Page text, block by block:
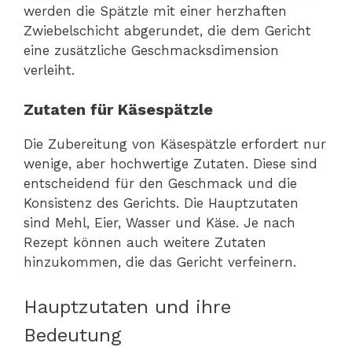
werden die Spätzle mit einer herzhaften
Zwiebelschicht abgerundet, die dem Gericht
eine zusätzliche Geschmacksdimension
verleiht.
Zutaten für Käsespätzle
Die Zubereitung von Käsespätzle erfordert nur
wenige, aber hochwertige Zutaten. Diese sind
entscheidend für den Geschmack und die
Konsistenz des Gerichts. Die Hauptzutaten
sind Mehl, Eier, Wasser und Käse. Je nach
Rezept können auch weitere Zutaten
hinzukommen, die das Gericht verfeinern.
Hauptzutaten und ihre
Bedeutung